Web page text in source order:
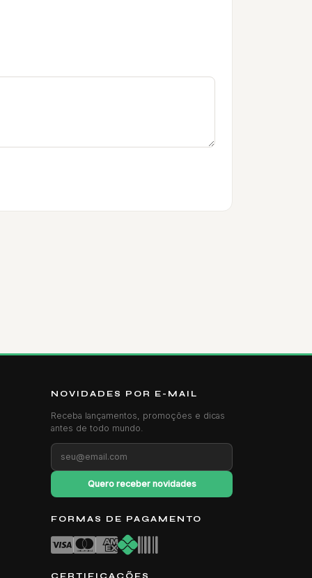
NOVIDADES POR E-MAIL
Receba lançamentos, promoções e dicas
antes de todo mundo.
Quero receber novidades
FORMAS DE PAGAMENTO
CERTIFICAÇÕES